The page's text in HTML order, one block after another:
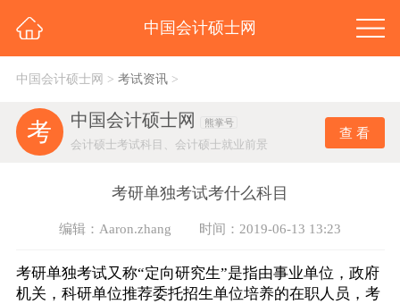
中国会计硕士网
中国会计硕士网 > 考试资讯>
考
中国会计硕士网 熊掌号
会计硕士考试科目、会计硕士就业前景
查 看
考研单独考试考什么科目
编辑：Aaron.zhang 时间：2019-06-13 13:23
考研单独考试又称“定向研究生”是指由事业单位，政府
机关，科研单位推荐委托招生单位培养的在职人员，考